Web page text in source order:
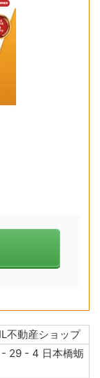
不動産ショップ
- 29 - 4 日本橋蛎